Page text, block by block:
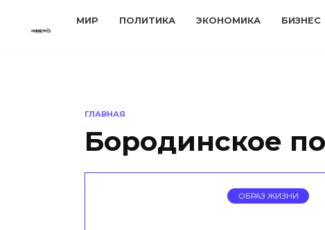
МИР ПОЛИТИКА ЭКОНОМИКА БИЗНЕС
ГЛАВНАЯ
Бородинское
ОБРАЗ ЖИЗНИ